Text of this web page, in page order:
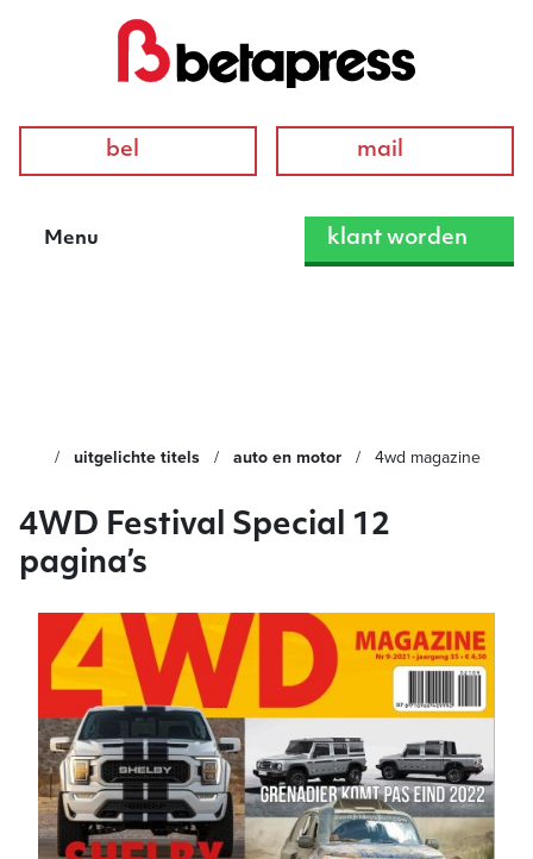
bel mail
Menu klant worden
uitgelichte titels auto en motor 4wd magazine
4WD Festival Special 12
pagina’s